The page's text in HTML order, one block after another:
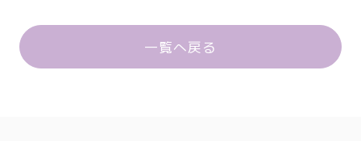
一覧へ戻る